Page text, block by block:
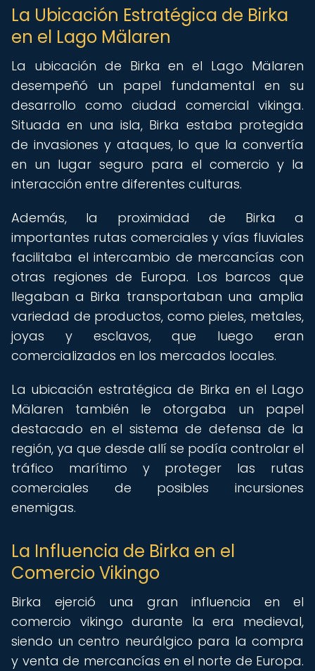
La Ubicación Estratégica de Birka
en el Lago Mälaren
La ubicación de Birka en el Lago Mälaren
desempeñó un papel fundamental en su
desarrollo como ciudad comercial vikinga.
Situada en una isla, Birka estaba protegida
de invasiones y ataques, lo que la convertía
en un lugar seguro para el comercio y la
interacción entre diferentes culturas.
Además, la proximidad de Birka a
importantes rutas comerciales y vías fluviales
facilitaba el intercambio de mercancías con
otras regiones de Europa. Los barcos que
llegaban a Birka transportaban una amplia
variedad de productos, como pieles, metales,
joyas y esclavos, que luego eran
comercializados en los mercados locales.
La ubicación estratégica de Birka en el Lago
Mälaren también le otorgaba un papel
destacado en el sistema de defensa de la
región, ya que desde allí se podía controlar el
tráfico marítimo y proteger las rutas
comerciales de posibles incursiones
enemigas.
La Influencia de Birka en el
Comercio Vikingo
Birka ejerció una gran influencia en el
comercio vikingo durante la era medieval,
siendo un centro neurálgico para la compra
y venta de mercancías en el norte de Europa.